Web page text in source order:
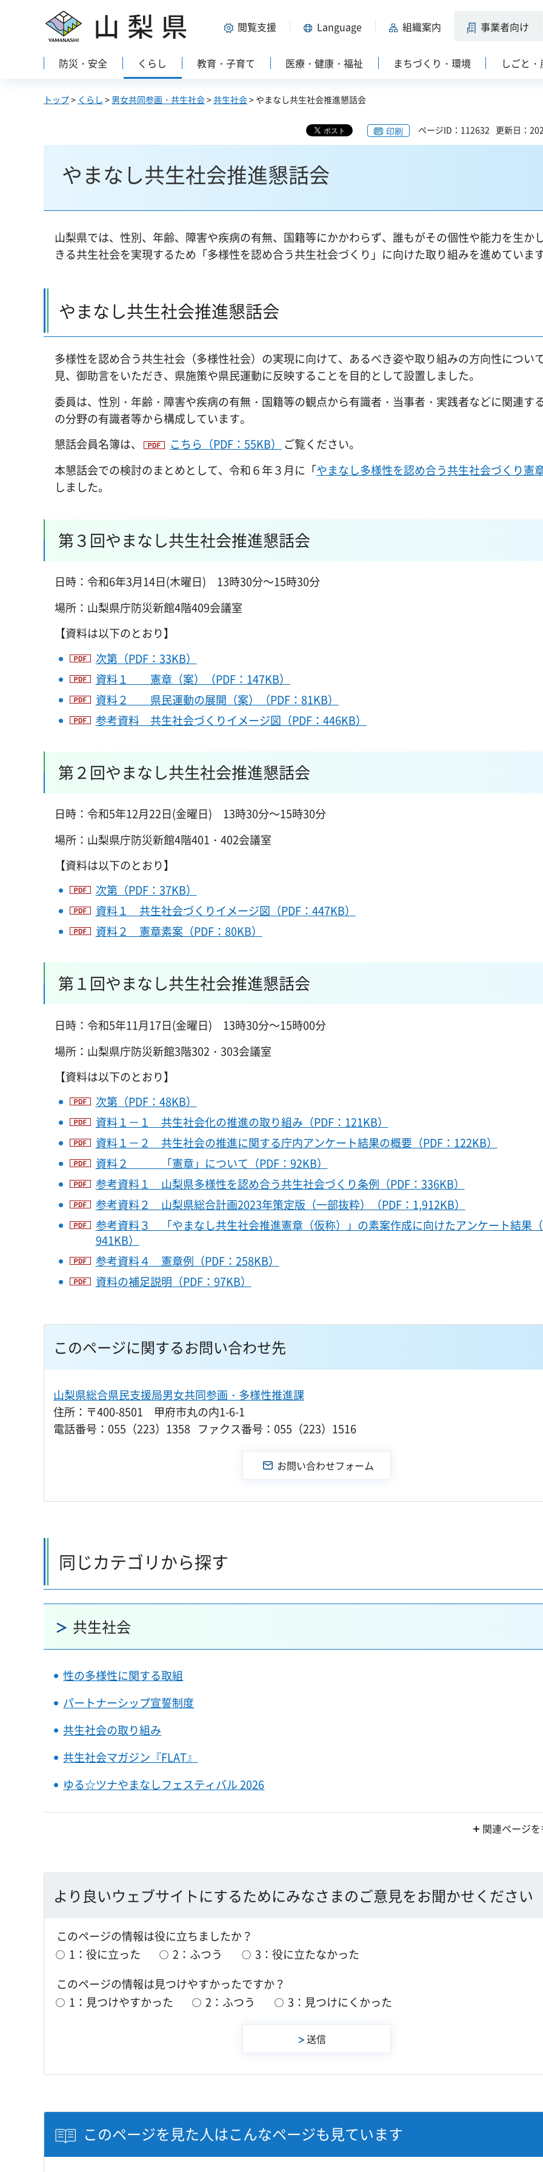
山梨県 閲覧支援 Language 組織案内 事業者向け
防災・安全 くらし 教育・子育て 医療・健康・福祉 まちづくり・環境 しごと
トップ> くらし > 男女共同参画・共生社会>共生社会> やまなし共生社会推進懇話会
印刷 ページID：112632 更新日：
やまなし共生社会推進懇話会
山梨県では、性別、年齢、障害や疾病の有無、国籍等にかかわらず、誰もがその個性や能力を生か
きる共生社会を実現するため「多様性を認め合う共生社会づくり」に向けた取り組みを進めていま
やまなし共生社会推進懇話会
多様性を認め合う共生社会（多様性社会）の実現に向けて、あるべき姿や取り組みの方向性につい
見、御助言をいただき、県施策や県民運動に反映することを目的として設置しました。
委員は、性別・年齢・障害や疾病の有無・国籍等の観点から有識者・当事者・実践者などに関連す
の分野の有識者等から構成しています。
懇話会員名簿は、
こちら（PDF：55KB）
ご覧ください。
本懇話会での検討のまとめとして、令和６年３月に「やまなし多様性を認め合う共生社会づくり憲
しました。
第３回やまなし共生社会推進懇話会
日時：令和6年3月14日(木曜日) 13時30分～15時30分
場所：山梨県庁防災新館4階409会議室
【資料は以下のとおり】
次第（PDF：33KB）
資料１ 憲章（案）（PDF：147KB）
資料２ 県民運動の展開（案）（PDF：81KB）
参考資料 共生社会づくりイメージ図（PDF：446KB）
第２回やまなし共生社会推進懇話会
日時：令和5年12月22日(金曜日) 13時30分～15時30分
場所：山梨県庁防災新館4階401・402会議室
【資料は以下のとおり】
次第（PDF：37KB）
資料１ 共生社会づくりイメージ図（PDF：447KB）
資料２ 憲章素案（PDF：80KB）
第１回やまなし共生社会推進懇話会
日時：令和5年11月17日(金曜日) 13時30分～15時00分
場所：山梨県庁防災新館3階302・303会議室
【資料は以下のとおり】
次第（PDF：48KB）
資料１－１ 共生社会化の推進の取り組み（PDF：121KB）
資料１－２ 共生社会の推進に関する庁内アンケート結果の概要（PDF：122KB）
資料２ 「憲章」について（PDF：92KB）
参考資料１ 山梨県多様性を認め合う共生社会づくり条例（PDF：336KB）
参考資料２ 山梨県総合計画2023年策定版（一部抜粋）（PDF：1,912KB）
参考資料３ 「やまなし共生社会推進憲章（仮称）」の素案作成に向けたアンケート結果
941KB）
参考資料４ 憲章例（PDF：258KB）
資料の補足説明（PDF：97KB）
このページに関するお問い合わせ先
山梨県総合県民支援局男女共同参画・多様性推進課
住所：〒400-8501 甲府市丸の内1-6-1
電話番号：055（223）1358 ファクス番号：055（223）1516
同じカテゴリから探す
共生社会
性の多様性に関する取組
パートナーシップ宣誓制度
共生社会の取り組み
共生社会マガジン『FLAT』
ゆる☆ツナやまなしフェスティバル 2026
関連ページ
より良いウェブサイトにするためにみなさまのご意見をお聞かせください
このページの情報は役に立ちましたか？
1：役に立った
2：ふつう
3：役に立たなかった
このページの情報は見つけやすかったですか？
1：見つけやすかった
2：ふつう 3：見つけにくかった
このページを見た人はこんなページも見ています